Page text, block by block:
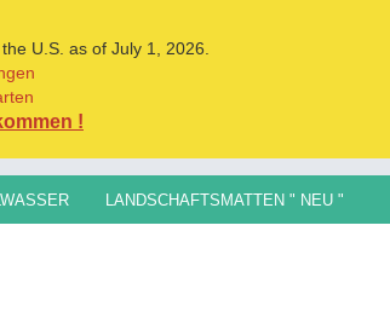
U.S. as of July 1, 2026.
!
LANDSCHAFTSMATTEN " NEU "